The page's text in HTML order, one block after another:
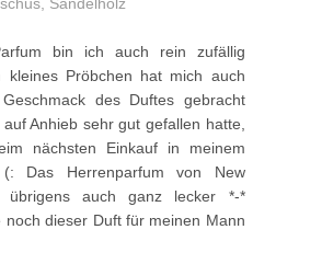
bin ich auch rein zufällig
kleines Pröbchen hat mich auch
des Duftes gebracht
Anhieb sehr gut gefallen hatte,
nächsten Einkauf in meinem
(: Das Herrenparfum von New
übrigens auch ganz lecker *-*
noch dieser Duft für meinen Mann